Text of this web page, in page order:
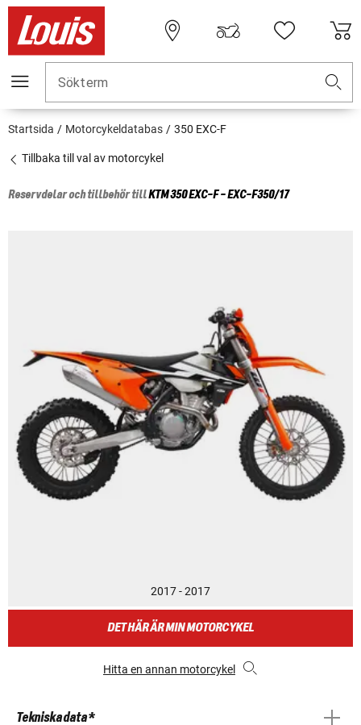
Sökterm
Startsida Motorcykeldatabas 350 EXC-F
Tillbaka till val av motorcykel
Reservdelar och tillbehör tillKTM350 EXC-F - EXC-F350/17
2017 - 2017
DET HÄR ÄR MIN MOTORCYKEL
Hitta en annan motorcykel
Tekniska data *